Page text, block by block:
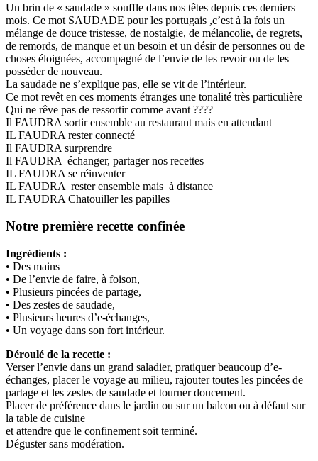
Un brin de « saudade » souffle dans nos têtes depuis ces derniers
mois. Ce mot SAUDADE pour les portugais ,c’est à la fois un
mélange de douce tristesse, de nostalgie, de mélancolie, de regrets,
de remords, de manque et un besoin et un désir de personnes ou de
choses éloignées, accompagné de l’envie de les revoir ou de les
posséder de nouveau.
La saudade ne s’explique pas, elle se vit de l’intérieur.
Ce mot revêt en ces moments étranges une tonalité très particulière
Qui ne rêve pas de ressortir comme avant ????
Il FAUDRA sortir ensemble au restaurant mais en attendant
IL FAUDRA rester connecté
Il FAUDRA surprendre
Il FAUDRA échanger, partager nos recettes
IL FAUDRA se réinventer
IL FAUDRA rester ensemble mais à distance
IL FAUDRA Chatouiller les papilles
Notre première recette confinée
Ingrédients :
• Des mains
• De l’envie de faire, à foison,
• Plusieurs pincées de partage,
• Des zestes de saudade,
• Plusieurs heures d’e-échanges,
• Un voyage dans son fort intérieur.
Déroulé de la recette :
Verser l’envie dans un grand saladier, pratiquer beaucoup d’e-
échanges, placer le voyage au milieu, rajouter toutes les pincées de
partage et les zestes de saudade et tourner doucement.
Placer de préférence dans le jardin ou sur un balcon ou à défaut sur
la table de cuisine
et attendre que le confinement soit terminé.
Déguster sans modération.